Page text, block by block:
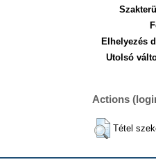
Elhelyezés
Utolsó
Actions
Tétel